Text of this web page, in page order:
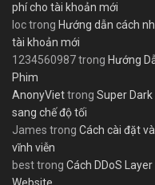
phí cho tài khoản mới
loctrong Hướng dẫn cách
tài khoản mới
1234560987trong Hướng
Phim
AnonyViettrong Super
sang chế độ tối
James trong Cách cài đặt
vĩnh viễn
besttrong Cách DDoS